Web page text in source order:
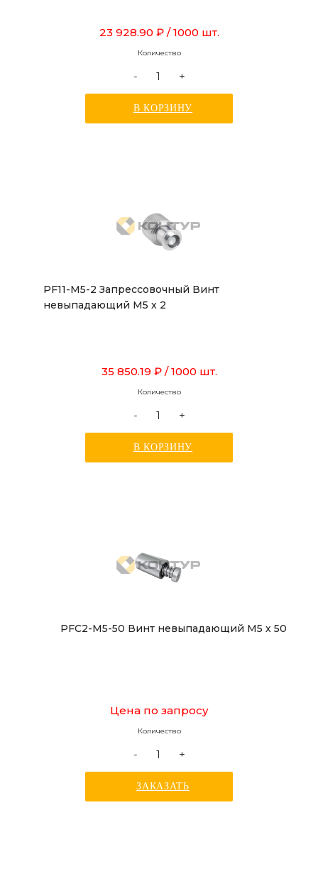
23 928.90 ₽ / 1000 шт.
Количество
- +
В КОРЗИНУ
PF11-M5-2 Запрессовочный Винт
невыпадающий М5 х 2
35 850.19 ₽ / 1000 шт.
Количество
- +
В КОРЗИНУ
PFC2-M5-50 Винт невыпадающий М5 х 50
Цена по запросу
Количество
- +
ЗАКАЗАТЬ